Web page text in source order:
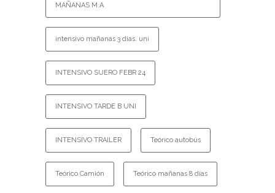
MAÑANAS M.A
intensivo mañanas 3 días. uni
INTENSIVO SUERO FEBR 24
INTENSIVO TARDE B UNI
INTENSIVO TRAILER Teórico autobús
Teórico Camión Teórico mañanas 8 días